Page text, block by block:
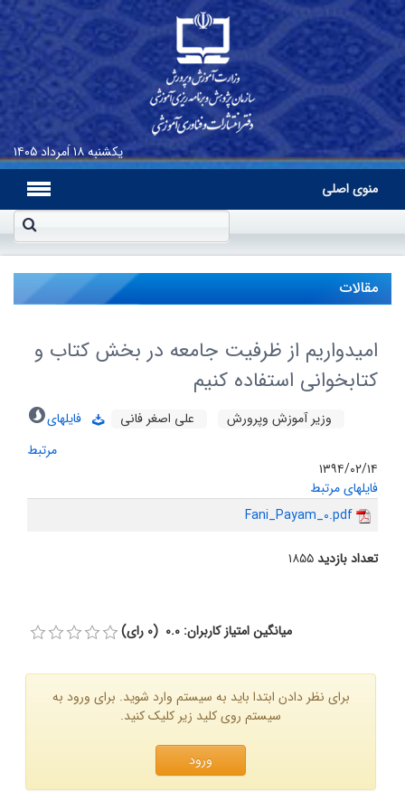
یکشنبه۱۸ اَمرداد ۱۴۰۵
منوی اصلی
مقالات
امیدواریم از ظرفیت جامعه در بخش کتاب و
کتابخوانی استفاده کنیم
وزیر آموزش وپرورش علی اصغر فانی
فایلهای
مرتبط
۱۳۹۴/۰۲/۱۴
فایلهای مرتبط
Fani_Payam_0.pdf
تعداد بازدید۱۸۵۵
میانگین امتیاز کاربران: 0.0 (0 رای)
برای نظر دادن ابتدا باید به سیستم وارد شوید. برای ورود به
سیستم روی کلید زیر کلیک کنید.
ورود